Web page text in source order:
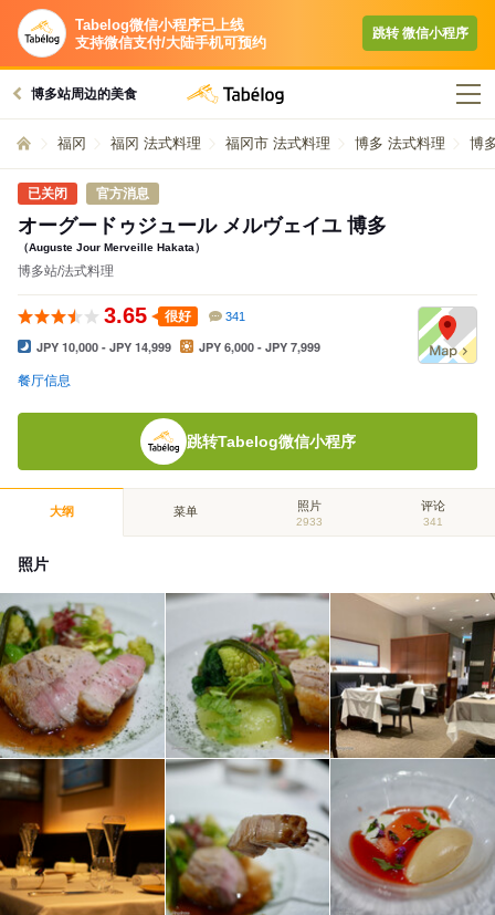
Tabelog微信小程序已上线
支持微信支付/大陆手机可预约
跳转​ 微信小程序​
博多站周边的美食
福冈 福冈 法式料理 福冈市 法式料理 博多 法式料理 博
已关闭 官方消息
オーグードゥジュール メルヴェイユ 博多
（Auguste Jour Merveille Hakata）
博多站/法式料理
3.65 很好 341
JPY 10,000 - JPY 14,999 JPY 6,000 - JPY 7,999
餐厅信息
跳转Tabelog微信小程序
大纲 菜单 照片
2933
评论
341
照片